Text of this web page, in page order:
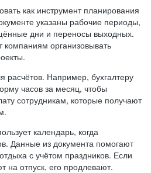
как инструмент планирования
указаны рабочие периоды,
дни и переносы выходных.
организовывать
расчётов. Например, бухгалтеру
часов за месяц, чтобы
сотрудникам, которые получают
календарь, когда
Данные из документа помогают
с учётом праздников. Если
на отпуск, его продлевают.